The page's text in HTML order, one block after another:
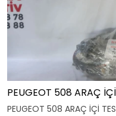
PEUGEOT 508 ARAÇ
PEUGEOT 508 ARAÇ İÇİ